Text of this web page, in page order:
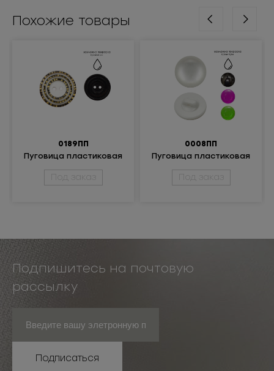
• Размер: L24 (15мм)
Применение: рубашки, детская одежда, верхняя
Похожие товары
0189ПП
Пуговица пластиковая
Под заказ
0008ПП
Пуговица пластиковая
Под заказ
Подпишитесь на почтовую
рассылку
Подписаться